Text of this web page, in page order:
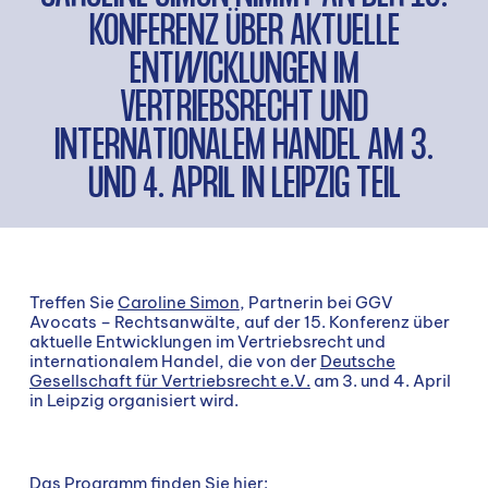
KONFERENZ ÜBER AKTUELLE
ENTWICKLUNGEN IM
VERTRIEBSRECHT UND
INTERNATIONALEM HANDEL AM 3.
UND 4. APRIL IN LEIPZIG TEIL
Treffen Sie Caroline Simon, Partnerin bei GGV
Avocats – Rechtsanwälte, auf der 15. Konferenz über
aktuelle Entwicklungen im Vertriebsrecht und
internationalem Handel, die von der Deutsche
Gesellschaft für Vertriebsrecht e.V. am 3. und 4. April
in Leipzig organisiert wird.
Das Programm finden Sie hier: